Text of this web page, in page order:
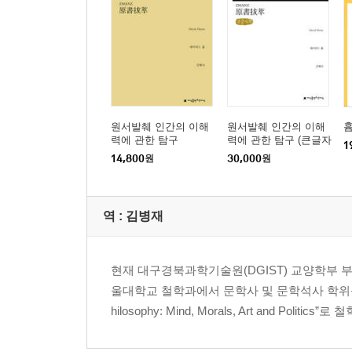
원서발췌 인간의 이해
력에 관한 탐구
14,800원
원서발췌 인간의 이해
력에 관한 탐구 (큰글자
책)
30,000원
역 : 김병재
현재 대구경북과학기술원(DGIST) 교양학부
울대학교 철학과에서 문학사 및 문학석사 학
hilosophy: Mind, Morals, Art and Politics”로